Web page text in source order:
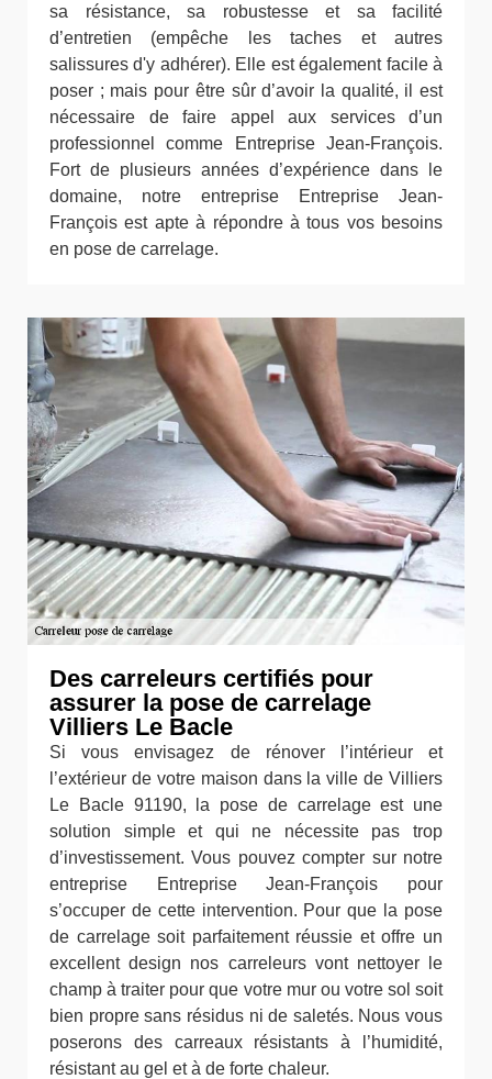
sa résistance, sa robustesse et sa facilité
d’entretien (empêche les taches et autres
salissures d'y adhérer). Elle est également facile à
poser ; mais pour être sûr d’avoir la qualité, il est
nécessaire de faire appel aux services d’un
professionnel comme Entreprise Jean-François.
Fort de plusieurs années d’expérience dans le
domaine, notre entreprise Entreprise Jean-
François est apte à répondre à tous vos besoins
en pose de carrelage.
Des carreleurs certifiés pour
assurer la pose de carrelage
Villiers Le Bacle
Si vous envisagez de rénover l’intérieur et
l’extérieur de votre maison dans la ville de Villiers
Le Bacle 91190, la pose de carrelage est une
solution simple et qui ne nécessite pas trop
d’investissement. Vous pouvez compter sur notre
entreprise Entreprise Jean-François pour
s’occuper de cette intervention. Pour que la pose
de carrelage soit parfaitement réussie et offre un
excellent design nos carreleurs vont nettoyer le
champ à traiter pour que votre mur ou votre sol soit
bien propre sans résidus ni de saletés. Nous vous
poserons des carreaux résistants à l’humidité,
résistant au gel et à de forte chaleur.